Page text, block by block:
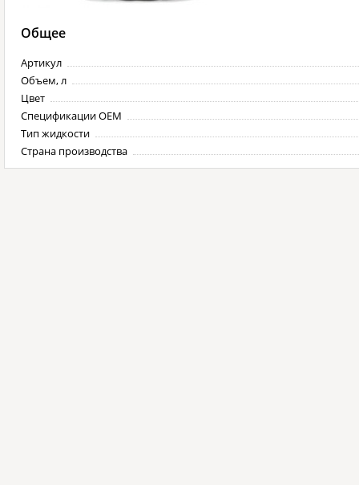
Общее
Артикул
Объем, л
Цвет
Спецификации OEM
Тип жидкости
Страна производства